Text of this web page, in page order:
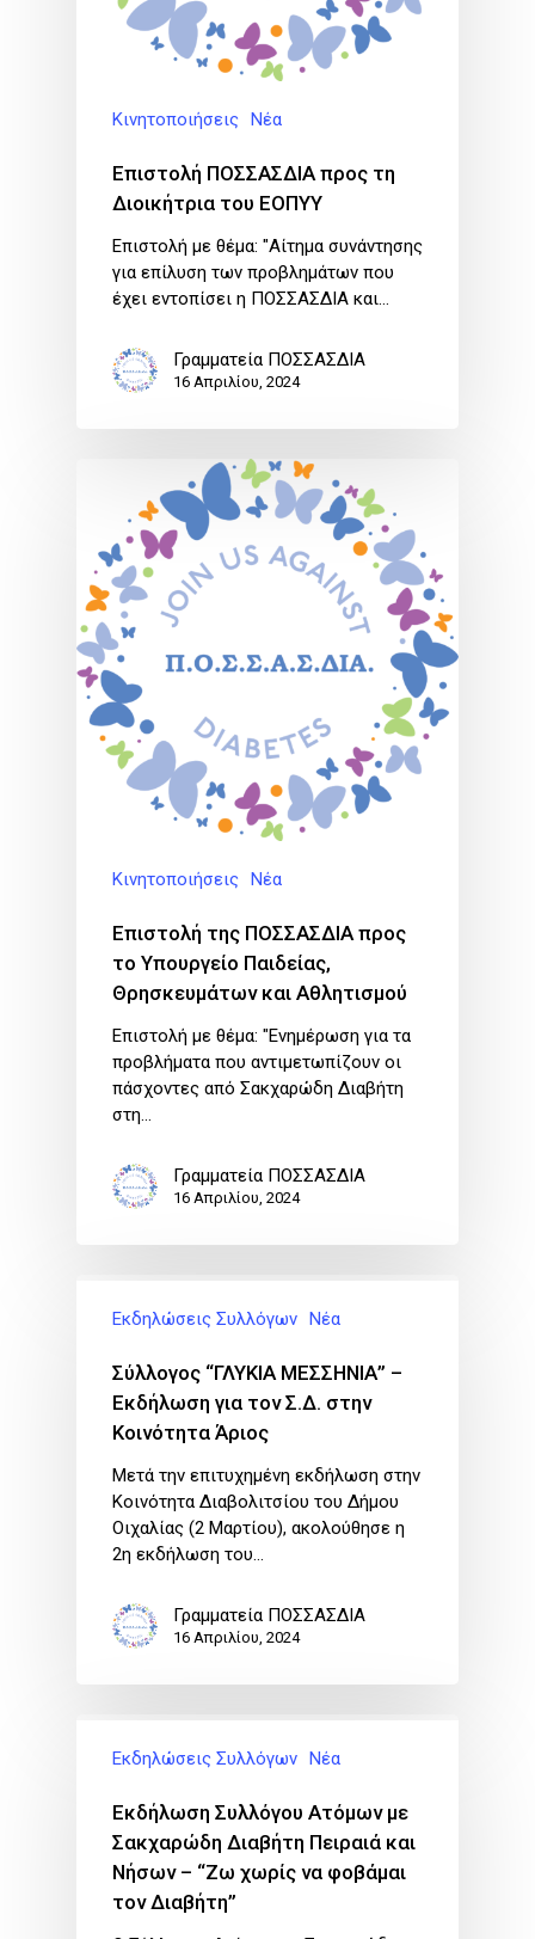
Κινητοποιήσεις Νέα
Επιστολή ΠΟΣΣΑΣΔΙΑ προς τη
Διοικήτρια του ΕΟΠΥΥ
Επιστολή με θέμα: "Αίτημα συνάντησης
για επίλυση των προβλημάτων που
έχει εντοπίσει η ΠΟΣΣΑΣΔΙΑ και…
Γραμματεία ΠΟΣΣΑΣΔΙΑ
16 Απριλίου, 2024
Κινητοποιήσεις Νέα
Επιστολή της ΠΟΣΣΑΣΔΙΑ προς
το Υπουργείο Παιδείας,
Θρησκευμάτων και Αθλητισμού
Επιστολή με θέμα: "Ενημέρωση για τα
προβλήματα που αντιμετωπίζουν οι
πάσχοντες από Σακχαρώδη Διαβήτη
στη…
Γραμματεία ΠΟΣΣΑΣΔΙΑ
16 Απριλίου, 2024
Εκδηλώσεις Συλλόγων Νέα
Σύλλογος “ΓΛΥΚΙΑ ΜΕΣΣΗΝΙΑ” –
Εκδήλωση για τον Σ.Δ. στην
Κοινότητα Άριος
Μετά την επιτυχημένη εκδήλωση στην
Κοινότητα Διαβολιτσίου του Δήμου
Οιχαλίας (2 Μαρτίου), ακολούθησε η
2η εκδήλωση του…
Γραμματεία ΠΟΣΣΑΣΔΙΑ
16 Απριλίου, 2024
Εκδηλώσεις Συλλόγων Νέα
Εκδήλωση Συλλόγου Ατόμων με
Σακχαρώδη Διαβήτη Πειραιά και
Νήσων – “Ζω χωρίς να φοβάμαι
τον Διαβήτη”